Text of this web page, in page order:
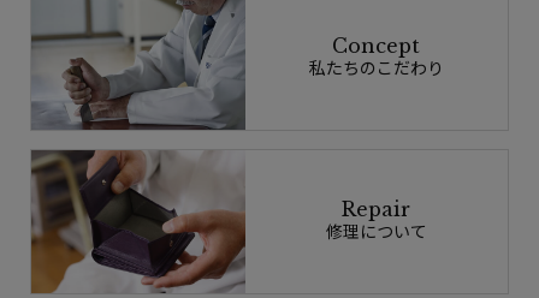
Concept
私たちのこだわり
Repair
修理について